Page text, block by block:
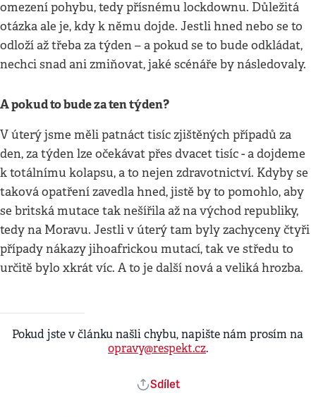
omezení pohybu, tedy přísnému lockdownu. Důležitá
otázka ale je, kdy k němu dojde. Jestli hned nebo se to
odloží až třeba za týden – a pokud se to bude odkládat,
nechci snad ani zmiňovat, jaké scénáře by následovaly.
A pokud to bude za ten týden?
V úterý jsme měli patnáct tisíc zjištěných případů za
den, za týden lze očekávat přes dvacet tisíc - a dojdeme
k totálnímu kolapsu, a to nejen zdravotnictví. Kdyby se
taková opatření zavedla hned, jistě by to pomohlo, aby
se britská mutace tak nešířila až na východ republiky,
tedy na Moravu. Jestli v úterý tam byly zachyceny čtyři
případy nákazy jihoafrickou mutací, tak ve středu to
určitě bylo xkrát víc. A to je další nová a veliká hrozba.
Pokud jste v článku našli chybu, napište nám prosím na
opravy@respekt.cz.
Sdílet